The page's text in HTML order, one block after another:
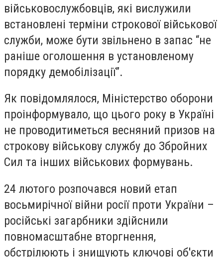
військовослужбовців, які вислужили
встановлені терміни строкової військової
служби, може бути звільнено в запас “не
раніше оголошення в установленому
порядку демобілізації”.
Як повідомлялося, Міністерство оборони
проінформувало, що цього року в Україні
не проводитиметься весняний призов на
строкову військову службу до Збройних
Сил та інших військових формувань.
24 лютого розпочався новий етап
восьмирічної війни росії проти України –
російські загарбники здійснили
повномасштабне вторгнення,
обстрілюють і знищують ключові об'єкти